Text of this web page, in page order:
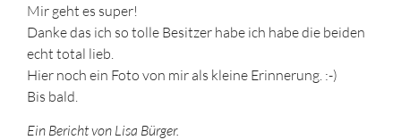
Mir geht es super!
Danke das ich so tolle Besitzer habe ich habe die beiden
echt total lieb.
Hier noch ein Foto von mir als kleine Erinnerung. :-)
Bis bald.
Ein Bericht von Lisa Bürger.